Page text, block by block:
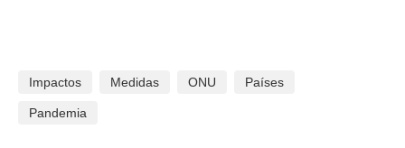
Impactos Medidas ONU Países
Pandemia